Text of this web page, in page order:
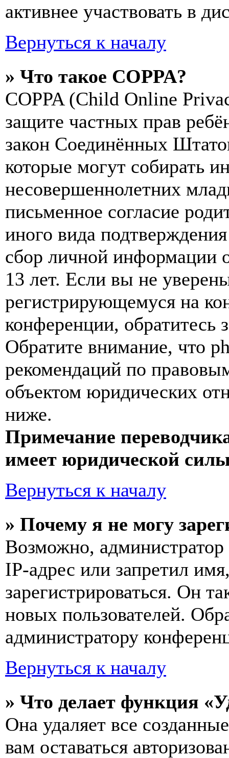
активнее участвовать в
Вернуться к началу
» Что такое COPPA?
COPPA (Child Online
защите частных прав
закон Соединённых
которые могут собирать
несовершеннолетних
письменное согласие
иного вида
сбор личной информации
13 лет. Если вы не
регистрирующемуся на
конференции, обратитесь
Обратите внимание, что
рекомендаций по
объектом юридических
ниже.
Примечание
имеет юридической
Вернуться к началу
» Почему я не могу
Возможно,
IP-адрес или запретил
зарегистрироваться. Он
новых пользователей.
администратору
Вернуться к началу
» Что делает функция
Она удаляет все
вам оставаться